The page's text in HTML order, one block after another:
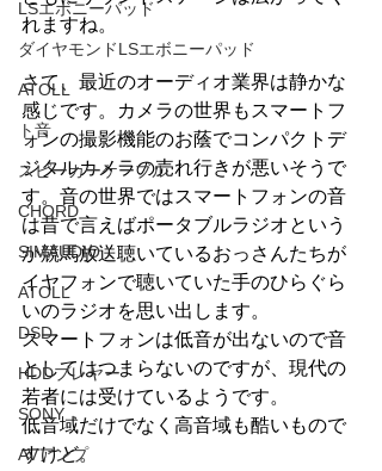
LSエボニーパッド
ダイヤモンドLSエボニーパッド
ATOLL
ト音
スピーカーケーブル
CHORD
SIMAUDIO
ATOLL
DSD
HDDプレヤー
SONY
AVアンプ
れますね。
さて、最近のオーディオ業界は静かな
感じです。カメラの世界もスマートフ
ォンの撮影機能のお蔭でコンパクトデ
ジタルカメラの売れ行きが悪いそうで
す。音の世界ではスマートフォンの音
は昔で言えばポータブルラジオという
か競馬放送聴いているおっさんたちが
イヤフォンで聴いていた手のひらぐら
いのラジオを思い出します。
スマートフォンは低音が出ないので音
としてはつまらないのですが、現代の
若者には受けているようです。
低音域だけでなく高音域も酷いもので
すけど。